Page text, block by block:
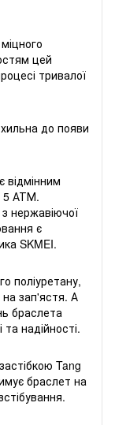
цей
тривалої
до появи
відмінним
5 АТМ.
нержавіючої
є
SKMEI.
поліуретану,
на зап'ястя. А
браслета
надійності.
Tang
браслет на